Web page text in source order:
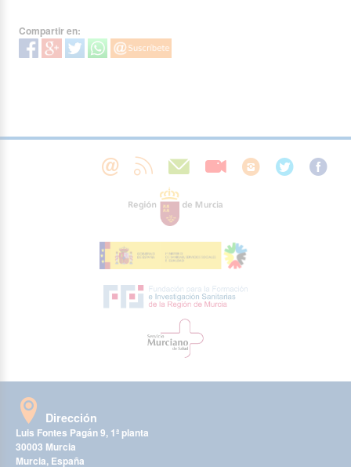
Compartir en:
Dirección
Luis Fontes Pagán 9, 1ª planta
30003 Murcia
Murcia, España